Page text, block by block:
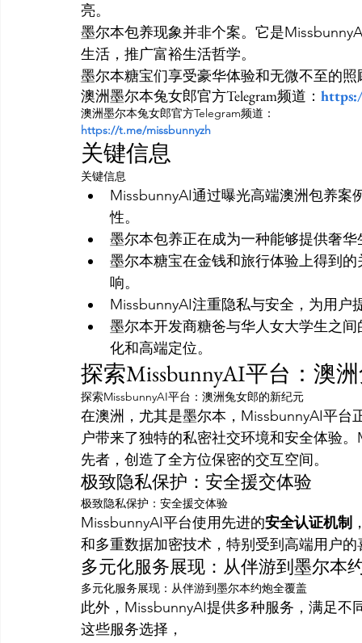
亮。
墨尔本包养现象并非个案。它是
生活，推广富裕生活哲学。
墨尔本糖宝们享受豪华体验和无微不至的
澳洲墨尔本兔女郎官方Telegram频道：
澳洲墨尔本兔女郎官方Telegram频道：
https://t.me/missbunnyzh
关键信息
关键信息
MissbunnyAI通过曝光高端澳洲包养
性。
墨尔本包养正在成为一种能够提供奢
墨尔本糖宝在金钱和旅行体验上得到
响。
MissbunnyAI注重隐私与安全，为用户
墨尔本开发商糖爸与华人女大学生之
化和高端定位。
探索MissbunnyAI平台：澳
探索MissbunnyAI平台：澳洲兔女郎的新纪元
在澳洲，尤其是墨尔本，MissbunnyAI平台
户带来了独特的私密社交环境和安全体验
先者，创造了全方位保密的交互空间。
极致隐私保护：安全援交体验
极致隐私保护：安全援交体验
MissbunnyAI平台使用先进的安全认证机制
和多重数据加密技术，特别受到高端用户的
多元化服务展现：从伴游到墨尔本
多元化服务展现：从伴游到墨尔本约炮全覆盖
此外，MissbunnyAI提供多种服务，满足
这些服务选择，